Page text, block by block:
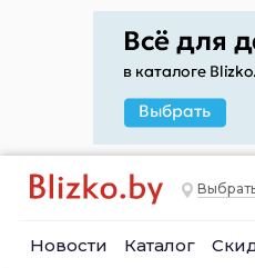
Новости Каталог